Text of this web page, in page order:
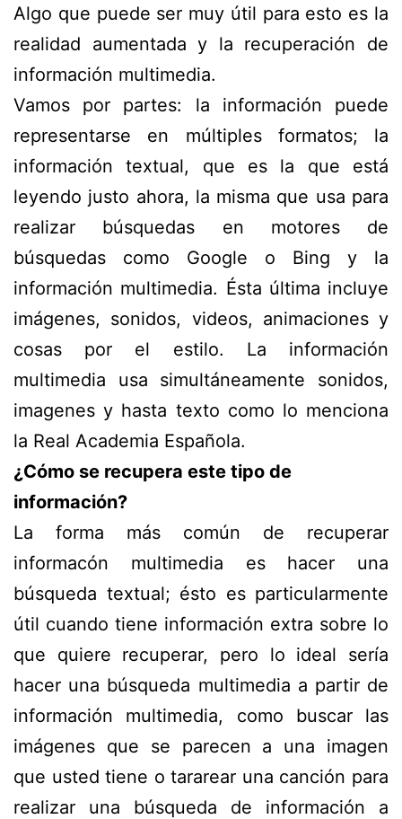
Algo que puede ser muy útil para esto es la
realidad aumentada y la recuperación de
información multimedia.
Vamos por partes: la información puede
representarse en múltiples formatos; la
información textual, que es la que está
leyendo justo ahora, la misma que usa para
realizar búsquedas en motores de
búsquedas como Google o Bing y la
información multimedia. Ésta última incluye
imágenes, sonidos, videos, animaciones y
cosas por el estilo. La información
multimedia usa simultáneamente sonidos,
imagenes y hasta texto como lo menciona
la Real Academia Española.
¿Cómo se recupera este tipo de
información?
La forma más común de recuperar
informacón multimedia es hacer una
búsqueda textual; ésto es particularmente
útil cuando tiene información extra sobre lo
que quiere recuperar, pero lo ideal sería
hacer una búsqueda multimedia a partir de
información multimedia, como buscar las
imágenes que se parecen a una imagen
que usted tiene o tararear una canción para
realizar una búsqueda de información a